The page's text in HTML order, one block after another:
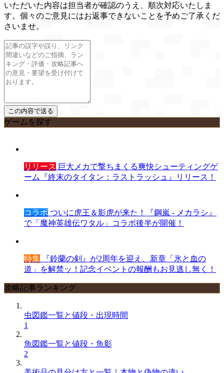
いただいた内容は担当者が確認のうえ、順次対応いたしま
す。個々のご意見にはお返事できないことを予めご了承くだ
さいませ。
ゲームを探す
リリース 巨大メカで撃ちまくる爽快シューティングゲ
ーム『終末のタイタン：ラストラッシュ』リリース！
コラボ ついに虎王＆影虎が来た！『鋼嵐 - メカラシ』
で「魔神英雄伝ワタル」コラボ後半が開催！
特集 『鈴蘭の剣』が2周年を迎え、新章「氷と血の
道」を解禁ッ！記念イベントの報酬もお見逃し無く！
攻略記事ランキング
虫図鑑一覧と値段・出現時間
1
魚図鑑一覧と値段・魚影
2